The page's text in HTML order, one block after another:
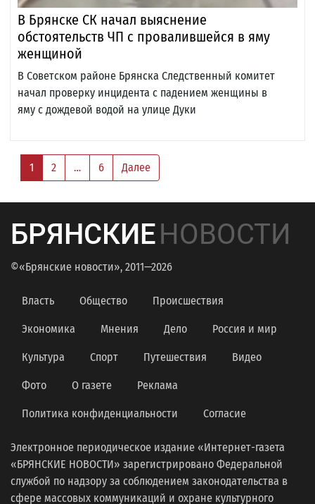
В Брянске СК начал выяснение
обстоятельств ЧП с провалившейся в яму
женщиной
В Советском районе Брянска Следственный комитет
начал проверку инцидента с падением женщины в
яму с дождевой водой на улице Дуки
1 2 … 6 Далее
БРЯНСКИЕНОВОСТИ
©«Брянские новости», 2011—2026
Власть Общество Происшествия
Экономика Мнения Дело Россия и мир
Культура Спорт Путешествия Видео
Фото О газете Реклама
Политика конфиденциальности Согласие
Электронное периодическое издание «Интернет-газета
«БРЯНСКИЕ НОВОСТИ» зарегистрировано Федеральной
службой по надзору за соблюдением законодательства в
сфере массовых коммуникаций и охране культурного